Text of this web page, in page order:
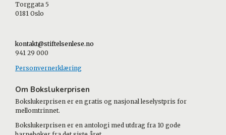
Torggata 5
0181 Oslo
kontakt@stiftelsenlese.no
941 29 000
Personvernerklæring
Om Bokslukerprisen
Bokslukerprisen er en gratis og nasjonal leselystpris for
mellomtrinnet.
Bokslukerprisen er en antologi med utdrag fra 10 gode